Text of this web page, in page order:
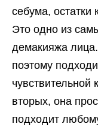
себума, остатки
Это одно из
демакияжа
поэтому
чувствительной
вторых, она
подходит